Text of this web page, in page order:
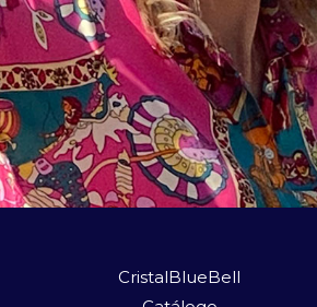
CristalBlueBell